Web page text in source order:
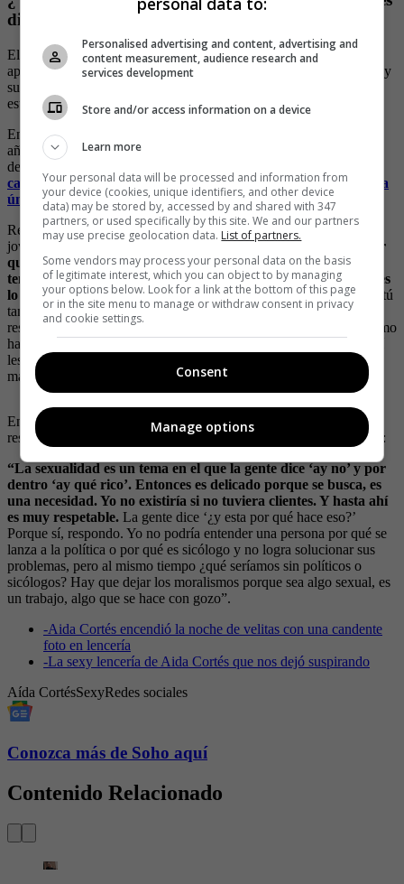
diseñado de su zona íntima?
El año pasado la creadora de contenido para adultos anunció que
aprovechando la fama que ha ganado, quería dar un paso más allá y
su idea fue lanzar un juguete sexual para hombres, que, según ella,
estaba diseñado a partir de su propia zona íntima.
En una entrevista con revista SoHo explicó que: “llevo más de un
año trabajando en este proyecto, que aparte de ser la réplica exacta
de mi vagina,
capital, pruebas y un equipo de trabajo. Esta que les traje es la
única que hay, no se ha comercializado todavía.
Respecto a las razones por las que terminó creando este juguete, la
joven aseguró que:
“muchos me decían que por qué lo hice, por
qué una réplica exacta de mis partes íntimas y yo les digo que
tengo usuarios que ven mi contenido y me puse a pensar qué es
lo que ellos más desearían.Yo recibo mensajes diciendo ‘¿Aida, tú
también haces servicios?’ O sea, que si soy prepago. Y yo les
respondo: ‘nooo, solo hago contenido virtual’. Entonces pensé cómo
hago para complacerlos sin afectar mi integridad física, pero que sí
les dé a ellos un poquito más de mí. ¿Por qué no? ¿Qué tiene de
malo?”.
En esa entrevista, Cortés también habló de sus pensamientos
respecto a la sexualidad y el tabú que existe alrededor de la misma:
“La sexualidad es un tema en el que la gente dice ‘ay no’ y por
dentro ‘ay qué rico’. Entonces es delicado porque se busca, es
una necesidad. Yo no existiría si no tuviera clientes. Y hasta ahí
es muy respetable. La gente dice ‘¿y esta por qué hace eso?’
Porque sí, respondo. Yo no podría entender una persona por qué se
lanza a la política o por qué es sicólogo y no logra solucionar sus
problemas, pero al mismo tiempo ¿qué seríamos sin políticos o
sicólogos? Hay que dejar los moralismos porque sea algo sexual, es
un trabajo, algo que se hace con gozo”.
-Aida Cortés encendió la noche de velitas con una candente
foto en lencería
-La sexy lencería de Aida Cortés que nos dejó suspirando
Aída CortésSexyRedes sociales
Conozca más de Soho aquí
Contenido Relacionado
Personalised advertising and content, advertising and
content measurement, audience research and
services development
Store and/or access information on a device
Learn more
Your personal data will be processed and information from
your device (cookies, unique identifiers, and other device
data) may be stored by, accessed by and shared with 347
partners, or used specifically by this site. We and our partners
may use precise geolocation data. List of partners.
Some vendors may process your personal data on the basis
of legitimate interest, which you can object to by managing
your options below. Look for a link at the bottom of this page
or in the site menu to manage or withdraw consent in privacy
and cookie settings.
Consent
Manage options